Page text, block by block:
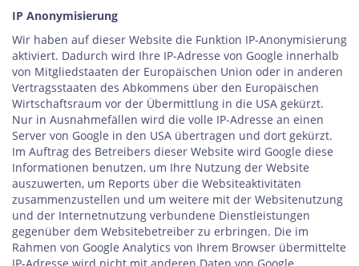
IP Anonymisierung
Wir haben auf dieser Website die Funktion IP-Anonymisierung
aktiviert. Dadurch wird Ihre IP-Adresse von Google innerhalb
von Mitgliedstaaten der Europäischen Union oder in anderen
Vertragsstaaten des Abkommens über den Europäischen
Wirtschaftsraum vor der Übermittlung in die USA gekürzt.
Nur in Ausnahmefällen wird die volle IP-Adresse an einen
Server von Google in den USA übertragen und dort gekürzt.
Im Auftrag des Betreibers dieser Website wird Google diese
Informationen benutzen, um Ihre Nutzung der Website
auszuwerten, um Reports über die Websiteaktivitäten
zusammenzustellen und um weitere mit der Websitenutzung
und der Internetnutzung verbundene Dienstleistungen
gegenüber dem Websitebetreiber zu erbringen. Die im
Rahmen von Google Analytics von Ihrem Browser übermittelte